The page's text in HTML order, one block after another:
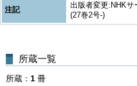
注記
出版者変更:NHK
(27巻2号-)
所蔵一覧
所蔵 1 冊